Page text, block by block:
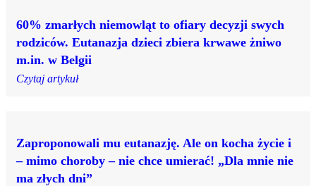
60% zmarłych niemowląt to ofiary decyzji swych
rodziców. Eutanazja dzieci zbiera krwawe żniwo
m.in. w Belgii
Czytaj artykuł
Zaproponowali mu eutanazję. Ale on kocha życie i
– mimo choroby – nie chce umierać! „Dla mnie nie
ma złych dni”